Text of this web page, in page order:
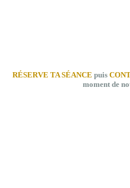
RÉSERVE TA SÉANCE puis
moment de